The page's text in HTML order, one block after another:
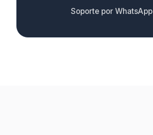
Soporte por WhatsApp